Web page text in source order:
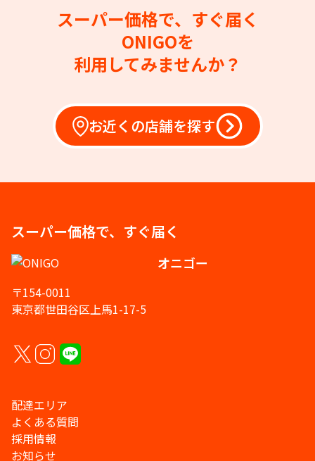
スーパー価格で、すぐ届く
ONIGOを
利用してみませんか？
お近くの店舗を探す
スーパー価格で、すぐ届く
オニゴー
〒154-0011
東京都世田谷区上馬1-17-5
配達エリア
よくある質問
採用情報
お知らせ